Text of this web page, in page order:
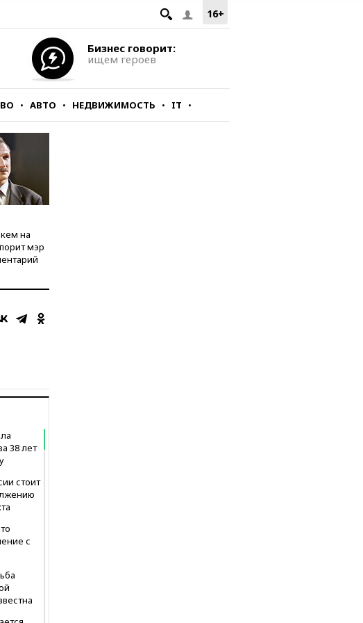
16+
Бизнес говорит:
ищем героев
АВТО НЕДВИЖИМОСТЬ IT
на
мэр
38 лет
стоит
с